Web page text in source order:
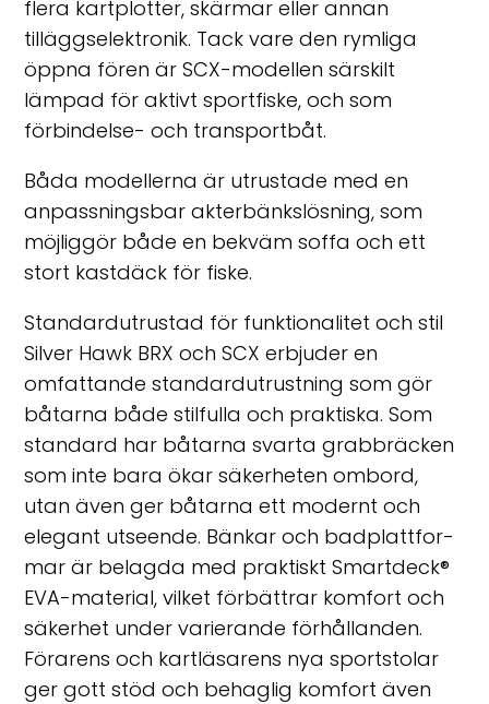
flera kartplotter, skärmar eller annan
tilläggselektronik. Tack vare den rymliga
öppna fören är SCX-modellen särskilt
lämpad för aktivt sportfiske, och som
förbindelse- och transportbåt.
Båda modellerna är utrustade med en
anpassningsbar akterbänkslösning, som
möjliggör både en bekväm soffa och ett
stort kastdäck för fiske.
Standardutrustad för funktionalitet och stil
Silver Hawk BRX och SCX erbjuder en
omfattande standardutrustning som gör
båtarna både stilfulla och praktiska. Som
standard har båtarna svarta grabbräcken
som inte bara ökar säkerheten ombord,
utan även ger båtarna ett modernt och
elegant utseende. Bänkar och badplattfor-
mar är belagda med praktiskt Smartdeck®
EVA-material, vilket förbättrar komfort och
säkerhet under varierande förhållanden.
Förarens och kartläsarens nya sportstolar
ger gott stöd och behaglig komfort även